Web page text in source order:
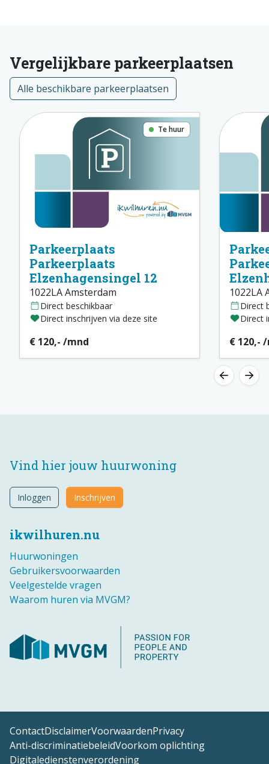
Vergelijkbare parkeerplaatsen
Alle beschikbare parkeerplaatsen
Te huur
Parkeerplaats
Parkeerplaats
Elzenhagensingel 12
1022LA Amsterdam
Direct beschikbaar
Direct inschrijven via deze site
€ 120,- /mnd
1022LA
Direct
Direct
€ 120,-
ikwilhuren.nu
Huurwoningen
Gebruikersvoorwaarden
Veelgestelde vragen
Waarom huren via MVGM?
Vind hier jouw huurwoning
Inloggen Inschrijven
ContactDisclaimerVoorwaardenPrivacy
Anti-discriminatiebeleidVoorkom oplichting
Digitaledienstenverordening